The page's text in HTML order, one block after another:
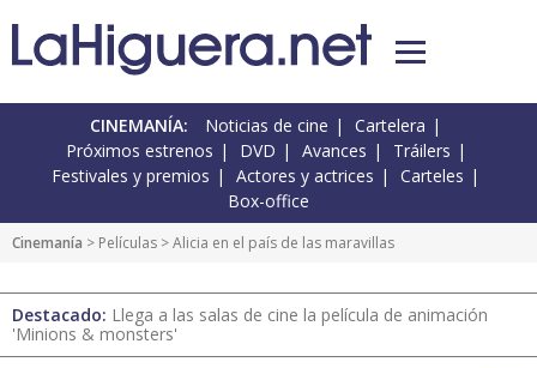
CINEMANÍA: Noticias de cine
Cartelera
Próximos estrenos
DVD Avances
Tráilers
Festivales y premios
Actores y actrices
Carteles
Box-office
Cinemanía > Películas > Alicia en el país de las maravillas
Destacado: Llega a las salas de cine la película de animación
'Minions & monsters'